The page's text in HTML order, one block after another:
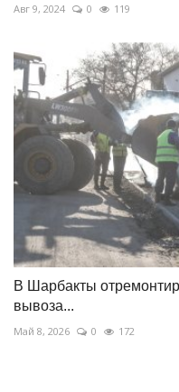
Авг 9, 2024 0 119
В Шарбакты
вывоза...
Май 8, 2026 0 172